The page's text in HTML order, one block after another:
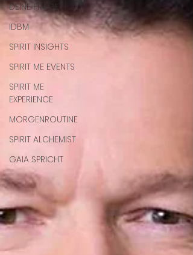
DEINE FRAGE
IDBM
SPIRIT INSIGHTS
SPIRIT ME EVENTS
SPIRIT ME
EXPERIENCE
MORGENROUTINE
SPIRIT ALCHEMIST
GAIA SPRICHT